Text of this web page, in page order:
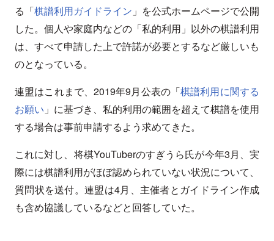
る「棋譜利用ガイドライン 」を公式ホームページで公開
した。個人や家庭内などの「私的利用」以外の棋譜利用
は、すべて申請した上で許諾が必要とするなど厳しいも
のとなっている。
連盟はこれまで、2019年9月公表の「棋譜利用に関する
お願い 」に基づき、私的利用の範囲を超えて棋譜を使用
する場合は事前申請するよう求めてきた。
これに対し、将棋YouTuberのすぎうら氏が今年3月、実
際には棋譜利用がほぼ認められていない状況について、
質問状を送付。連盟は4月、主催者とガイドライン作成
も含め協議しているなどと回答していた。